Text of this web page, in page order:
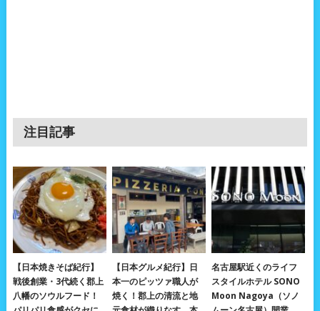
注目記事
【日本焼きそば紀行】
戦後創業・3代続く郡上
八幡のソウルフード！
【日本グルメ紀行】日
本一のピッツァ職人が
焼く！郡上の清流と地
名古屋駅近くのライフ
スタイルホテル SONO
Moon Nagoya（ソノ